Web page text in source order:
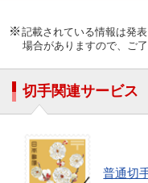
記載されている情報は発
場合がありますので、ご了
切手関連サービス
普通切